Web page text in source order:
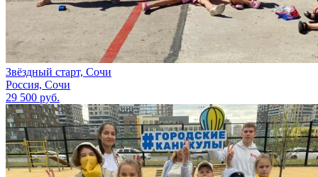
Звёздный старт, Сочи
Россия, Сочи
29 500 руб.